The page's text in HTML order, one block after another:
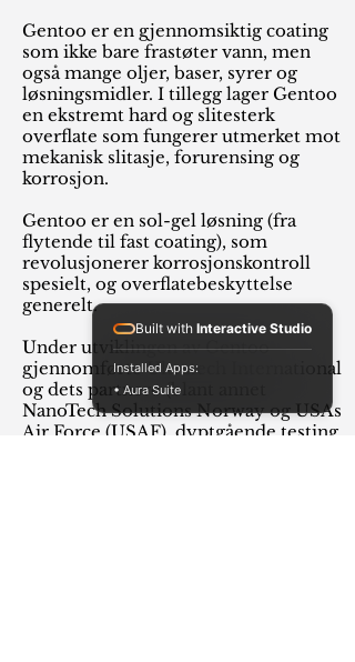
Gentoo er en gjennomsiktig coating
som ikke bare frastøter vann, men
også mange oljer, baser, syrer og
løsningsmidler. I tillegg lager Gentoo
en ekstremt hard og slitesterk
overflate som fungerer utmerket mot
mekanisk slitasje, forurensing og
korrosjon.
Gentoo er en sol-gel løsning (fra
flytende til fast coating), som
revolusjonerer korrosjonskontroll
spesielt, og overflatebeskyttelse
generelt.
Under utviklingen av Gentoo
gjennomførte Ultratech International
og dets partnere (blant annet
NanoTech Solutions Norway og USAs
Air Force (USAF), dyptgående testing
Built with Interactive Studio
Installed Apps:
• Aura Suite